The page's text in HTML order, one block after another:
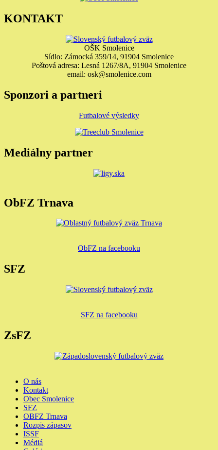
KONTAKT
OŠK Smolenice
Sídlo: Zámocká 359/14, 91904 Smolenice
Poštová adresa: Lesná 1267/8A, 91904 Smolenice
email: osk@smolenice.com
Sponzori a partneri
Futbalové výsledky
Mediálny partner
ObFZ Trnava
ObFZ na facebooku
SFZ
SFZ na facebooku
ZsFZ
O nás
Kontakt
Obec Smolenice
SFZ
OBFZ Trnava
Rozpis zápasov
ISSF
Médiá